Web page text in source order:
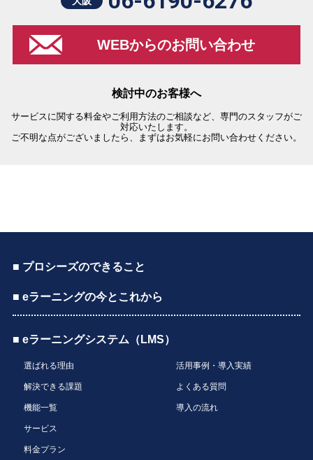
WEBからのお問い合わせ
検討中のお客様へ
サービスに関する料金やご利用方法のご相談など、専門のスタッフがご
対応いたします。
ご不明な点がございましたら、まずはお気軽にお問い合わせください。
■ プロシーズのできること
■ eラーニングの今とこれから
■ eラーニングシステム（LMS）
選ばれる理由
解決できる課題
機能一覧
サービス
料金プラン
活用事例・導入実績
よくある質問
導入の流れ